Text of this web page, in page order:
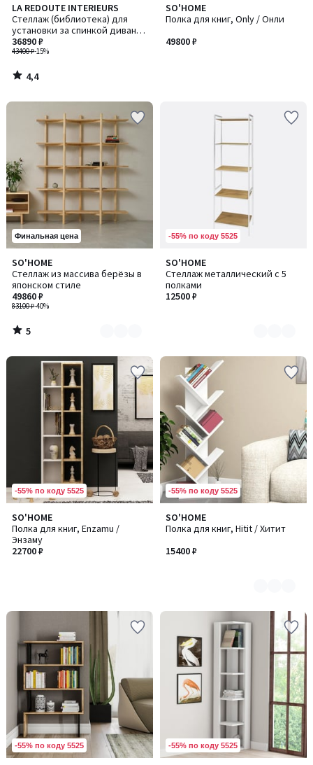
LA REDOUTE INTERIEURS
Стеллаж (библиотека) для
установки за спинкой дивана,
ABAC / АБАК
43400 ₽-15%
36890 ₽
4,4
/ 5
4,4
/
SO'HOME
Полка для книг, Only / Онли
49800 ₽
Финальная цена
SO'HOME
Стеллаж из массива берёзы в
японском стиле
83100 ₽-40%
49860 ₽
5
/
5
Количество
цветов:
4
5
/
-55% по коду 5525
SO'HOME
Стеллаж металлический с 5
полками
12500 ₽
Количество
цветов:
2
-55% по коду 5525
SO'HOME
Полка для книг, Enzamu /
Энзаму
22700 ₽
-55% по коду 5525
SO'HOME
Полка для книг, Hitit / Хитит
15400 ₽
Количество
цветов:
2
-55% по коду 5525 -55% по коду 5525